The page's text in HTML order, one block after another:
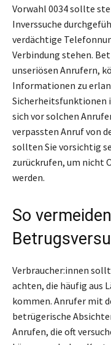
Vorwahl 0034 sollte
Inverssuche
verdächtige
Verbindung stehen.
unseriösen Anrufern,
Informationen zu
Sicherheitsfunktionen
sich vor solchen
verpassten Anruf von
sollten Sie vorsichtig
zurückrufen, um nicht
werden.
So
Verbraucher:innen
achten, die häufig aus
kommen. Anrufer mit
betrügerische
Anrufen, die oft